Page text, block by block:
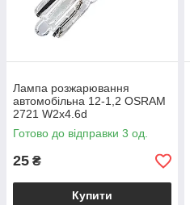
Лампа розжарювання
автомобільна 12-1,2 OSRAM
2721 W2х4.6d
Готово до відправки 3 од.
25 ₴
Купити